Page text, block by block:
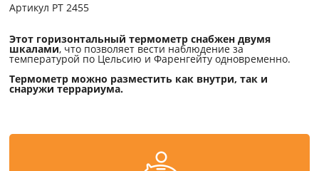
Артикул PT 2455
Этот горизонтальный термометр снабжен двумя
шкалами, что позволяет вести наблюдение за
температурой по Цельсию и Фаренгейту одновременно.
Термометр можно разместить как внутри, так и
снаружи террариума.